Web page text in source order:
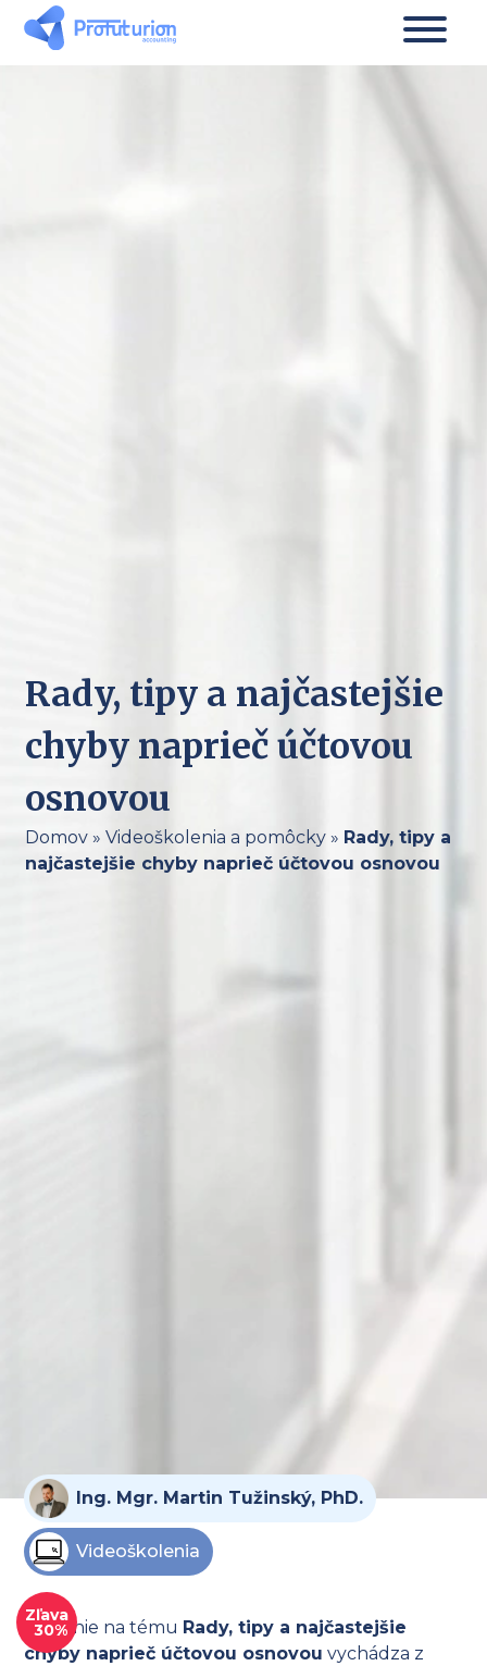
Rady, tipy a najčastejšie
chyby naprieč účtovou
osnovou
Domov» Videoškolenia a pomôcky» Rady, tipy a
najčastejšie chyby naprieč účtovou osnovou
Ing. Mgr. Martin Tužinský, PhD.
Videoškolenia
Zľava
30%
Školenie na tému Rady, tipy a najčastejšie
chyby naprieč účtovou osnovou vychádza z